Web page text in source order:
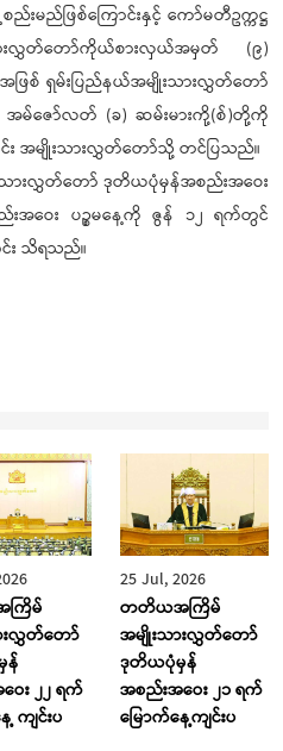
မည်ဖြစ်ကြောင်းနှင့် ကော်မတီဥက္ကဋ္ဌ
းလွှတ်တော်ကိုယ်စားလှယ်အမှတ် (၉)
ဖြစ် ရှမ်းပြည်နယ်အမျိုးသားလွှတ်တော်
မ်ဇော်လတ် (ခ) ဆမ်းမားကို့(စ်)တို့ကို
း အမျိုးသားလွှတ်တော်သို့ တင်ပြသည်။
လွှတ်တော် ဒုတိယပုံမှန်အစည်းအဝေး
းအဝေး ပဉ္စမနေ့ကို ဇွန် ၁၂ ရက်တွင်
း သိရသည်။
ြိမ်
းလွှတ်တော်
န်
ေး ၂၂ ရက်
ကျင်းပ
25 Jul, 2026
တတိယအကြိမ်
အမျိုးသားလွှတ်တော်
ဒုတိယပုံမှန်
အစည်းအဝေး ၂၁ ရက်
မြောက်နေ့ကျင်းပ